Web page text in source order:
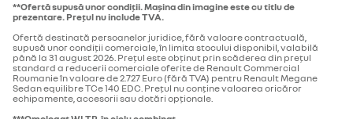
**Ofertă supusă unor condiții. Mașina din imagine este cu titlu de
prezentare. Prețul nu include TVA.
Ofertă destinată persoanelor juridice, fără valoare contractuală,
supusă unor condiții comerciale, în limita stocului disponibil, valabilă
până la 31 august 2026. Prețul este obținut prin scăderea din prețul
standard a reducerii comerciale oferite de Renault Commercial
Roumanie în valoare de 2.727 Euro (fără TVA) pentru Renault Megane
Sedan equilibre TCe 140 EDC. Prețul nu conține valoarea oricăror
echipamente, accesorii sau dotări opționale.